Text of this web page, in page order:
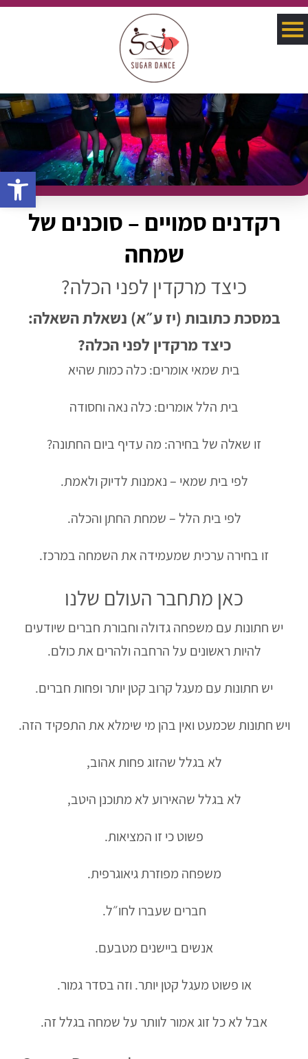
פתח
רקדנים סמויים – סוכנים של
שמחה
כיצד מרקדין לפני הכלה?
במסכת כתובות (יז ע״א) נשאלת השאלה:
כיצד מרקדין לפני הכלה?
בית שמאי אומרים: כלה כמות שהיא
בית הלל אומרים: כלה נאה וחסודה
זו שאלה של בחירה: מה עדיף ביום החתונה?
לפי בית שמאי – נאמנות לדיוק ולאמת.
לפי בית הלל – שמחת החתן והכלה.
זו בחירה ערכית שמעמידה את השמחה במרכז.
כאן מתחבר העולם שלנו
יש חתונות עם משפחה גדולה וחבורת חברים שיודעים
להיות ראשונים על הרחבה ולהרים את כולם.
יש חתונות עם מעגל קרוב קטן יותר ופחות חברים.
ויש חתונות שכמעט ואין בהן מי שימלא את התפקיד הזה.
לא בגלל שהזוג פחות אהוב,
לא בגלל שהאירוע לא מתוכנן היטב,
פשוט כי זו המציאות.
משפחה מפוזרת גיאוגרפית.
חברים שעברו לחו״ל.
אנשים ביישנים מטבעם.
או פשוט מעגל קטן יותר. וזה בסדר גמור.
אבל לא כל זוג אמור לוותר על שמחה בגלל זה.